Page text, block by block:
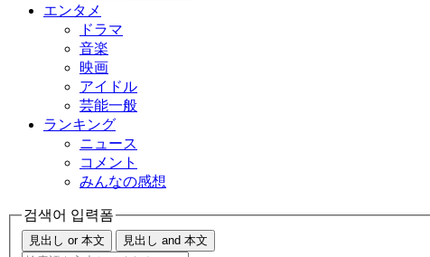
エンタメ
ドラマ
音楽
映画
アイドル
芸能一般
ランキング
ニュース
コメント
みんなの感想
검색어 입력폼
見出し or 本文 見出し and 本文